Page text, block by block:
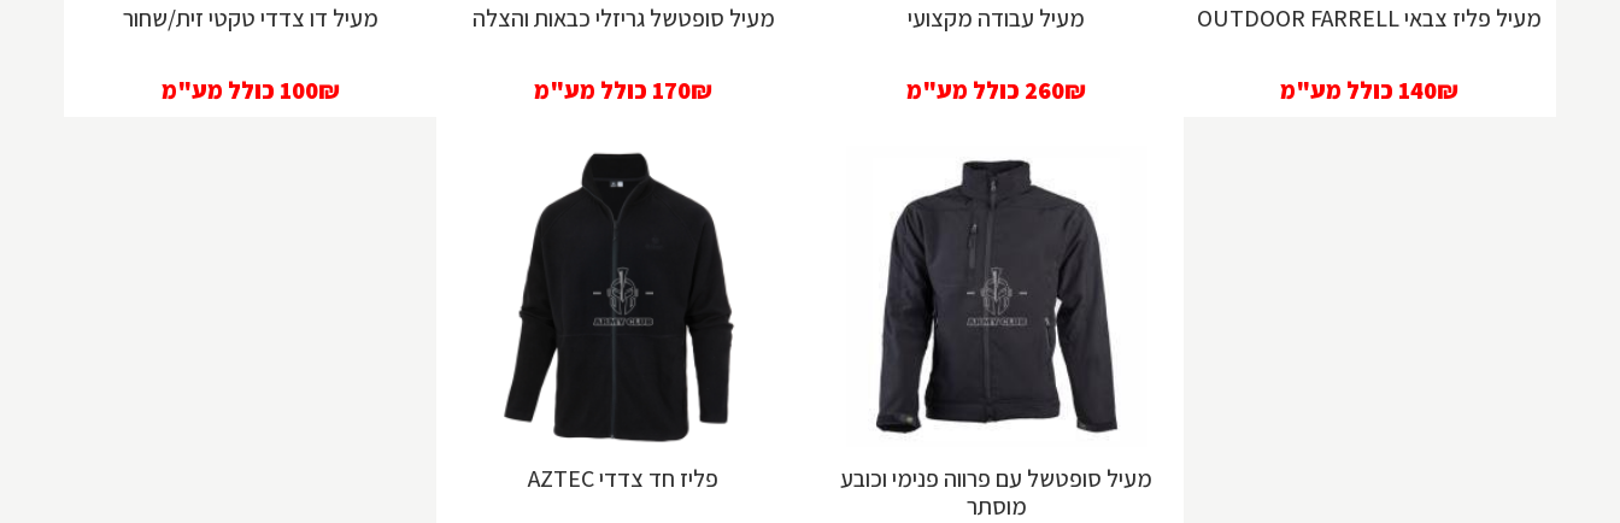
מעיל פליז צבאי OUTDOOR FARRELL
140₪ כולל מע"מ
מעיל עבודה מקצועי
260₪ כולל מע"מ
מעיל סופטשל גריזלי כבאות והצלה
170₪ כולל מע"מ
מעיל דו צדדי טקטי זית/שחור
100₪ כולל מע"מ
מעיל סופטשל עם פרווה פנימי וכובע
מוסתר
פליז חד צדדי AZTEC